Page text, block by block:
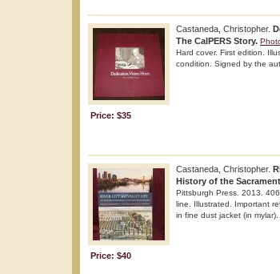
Castaneda, Christopher.
The CalPERS Story.
Hard cover. First edition.
condition. Signed by the
Price: $35
Castaneda, Christopher.
History of the
Pittsburgh Press. 2013.
line. Illustrated. Important
in fine dust jacket (in mylar).
Price: $40